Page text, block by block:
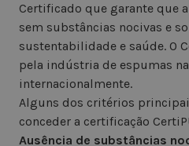
Certificado que garante que
sem substâncias nocivas e
sustentabilidade e saúde. O
pela indústria de espumas
internacionalmente.
Alguns dos critérios
conceder a certificação
Ausência de substâncias